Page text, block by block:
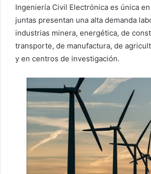
Ingeniería Civil Electrónica es única
juntas presentan una alta demanda
industrias minera, energética, de
transporte, de manufactura, de
y en centros de investigación.